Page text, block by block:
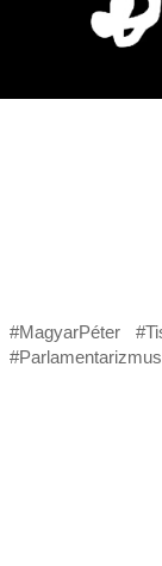
#MagyarPéter